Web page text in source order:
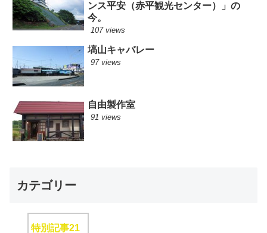
ンス平安（赤平観光センター）」の
今。
107 views
塙山キャバレー
97 views
自由製作室
91 views
カテゴリー
特別記事21